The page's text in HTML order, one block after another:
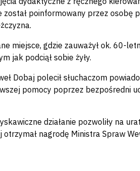
poinformowany przez osobę
miejsce, gdzie zauważył ok. 60-
jak podciął sobie żyły.
Dobaj polecił słuchaczom
pomocy poprzez bezpośredni
działanie pozwoliły na
nagrodę Ministra Spraw